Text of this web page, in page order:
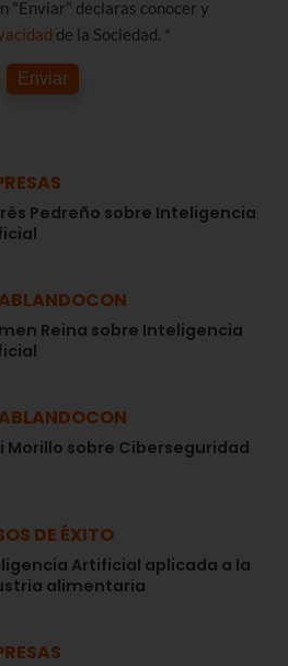
"Enviar" declaras conocer y
de la Sociedad. *
Enviar
Pedreño sobre Inteligencia
Reina sobre Inteligencia
Morillo sobre Ciberseguridad
DE ÉXITO
Artificial aplicada a la
alimentaria